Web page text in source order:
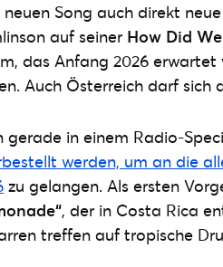
Song auch direkt
auf seiner How Did
das Anfang 2026
Auch Österreich darf sich
gerade in einem Radio-
werden, um an die
zu gelangen. Als ersten
, der in Costa Rica
treffen auf tropische